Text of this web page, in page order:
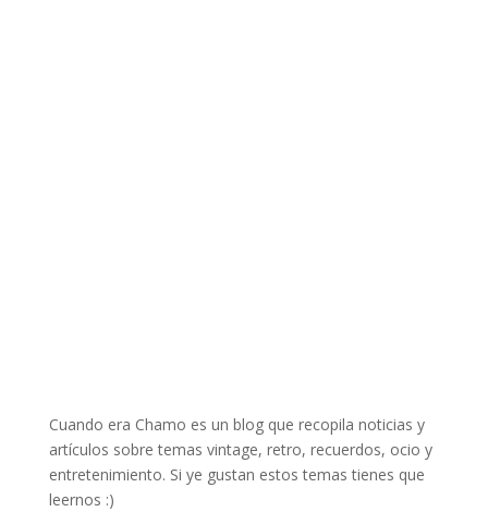
Cuando era Chamo es un blog que recopila noticias y
artículos sobre temas vintage, retro, recuerdos, ocio y
entretenimiento. Si ye gustan estos temas tienes que
leernos :)